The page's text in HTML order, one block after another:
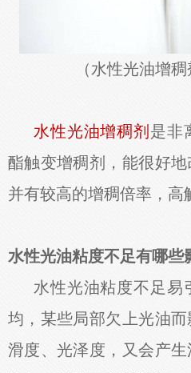
（水性光油增
水性光油增稠剂 是非
酯触变增稠剂，能很好地
并有较高的增稠倍率，高
水性光油粘度不足有哪些
水性光油粘度不足易
均，某些局部欠上光油
滑度、光泽度，又会产